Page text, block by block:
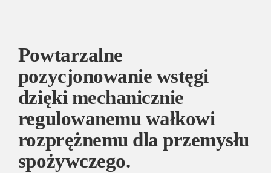
Serwis części zamiennych
Firma
Kontakt
Powtarzalne
pozycjonowanie wstęgi
dzięki mechanicznie
regulowanemu wałkowi
rozprężnemu dla przemysłu
spożywczego.